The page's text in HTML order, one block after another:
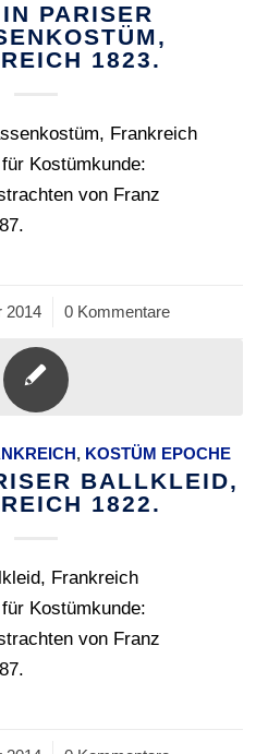
PARISER
1823.
Frankreich
Kostümkunde:
von Franz
2014 0 Kommentare
, KOSTÜM EPOCHE
BALLKLEID,
1822.
Frankreich
Kostümkunde:
von Franz